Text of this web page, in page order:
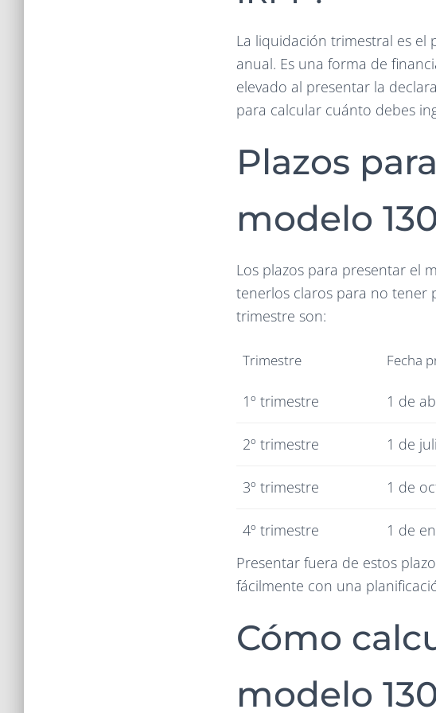
La liquidación trimestral es el
anual. Es una forma de
elevado al presentar la
para calcular cuánto debes
Plazos
modelo
Los plazos para presentar el
tenerlos claros para no tener
trimestre son:
Trimestre Fecha
1º trimestre 1 de
2º trimestre 1 de
3º trimestre 1 de
4º trimestre
1 de
Presentar fuera de estos
fácilmente con una
Cómo
modelo